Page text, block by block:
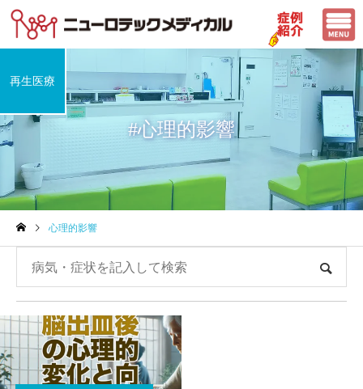
#心理的影響
再生医療
心理的影響